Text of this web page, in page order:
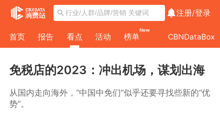
注册/登录
首页 报告 看点 活动 榜单
New
CBNDataBox
免税店的2023：冲出机场，谋划出海
从国内走向海外，“中国中免们”似乎还要寻找些新的“优
势”。